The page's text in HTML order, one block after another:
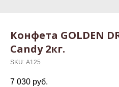
Конфета GOLDEN
Candy 2кг.
SKU: А125
7 030 руб.